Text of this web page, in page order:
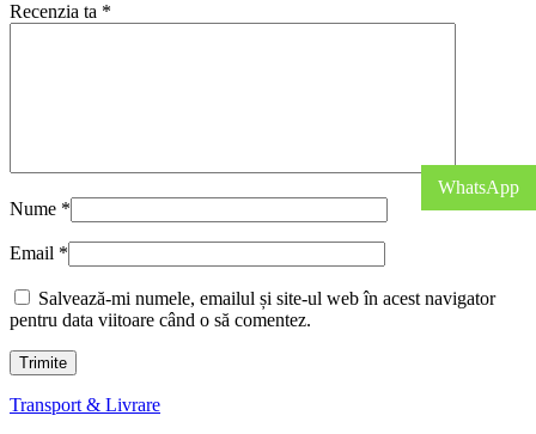
Recenzia ta *
Nume *
Email *
Salvează-mi numele, emailul și site-ul web în acest navigator
pentru data viitoare când o să comentez.
Transport & Livrare
WhatsApp